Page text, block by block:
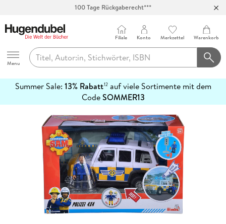
100 Tage Rückgaberecht***
Hugendubel
Menu
Filiale Konto Merkzettel Warenkorb
Summer Sale: 13% Rabatt12auf viele Sortimente mit dem
CodeSOMMER13
erfahren